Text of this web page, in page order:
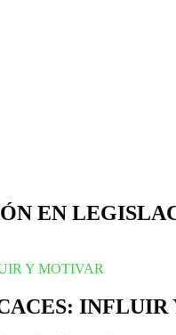
EN
INFLUIR